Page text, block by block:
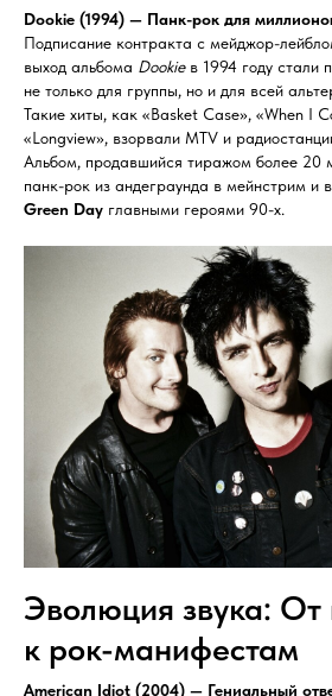
Dookie (1994) — Панк-рок для
Подписание контракта с мейджор-
выход альбома Dookieв 1994 году стали
не только для группы, но и для всей
Такие хиты, как «Basket Case», «When I
«Longview», взорвали MTV и
Альбом, продавшийся тиражом более 20
панк-рок из андеграунда в мейнстрим и
Green Day главными героями 90-х.
Эволюция звука:
к рок-манифестам
American Idiot (2004) — Гениальный